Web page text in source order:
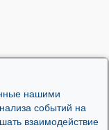
нашими
событий на
взаимодействие